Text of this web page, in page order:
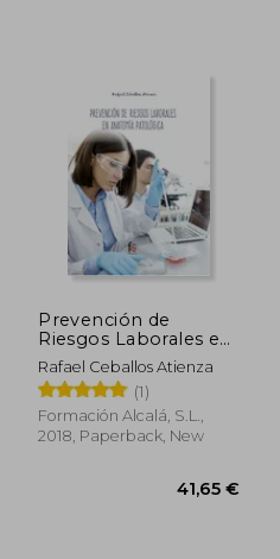
Prevención de
Riesgos Laborales en
Anatomía Patológica
(in Spanish)
Rafael Ceballos Atienza
(1)
Formación Alcalá, S.L.,
2018, Paperback, New